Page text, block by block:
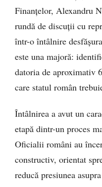
Finanțelor, Alexandru
rundă de discuții cu
într-o întâlnire
este una majoră:
datoria de aproximativ
care statul român
Întâlnirea a avut un
etapă dintr-un proces
Oficialii români au
constructiv, orientat
reducă presiunea